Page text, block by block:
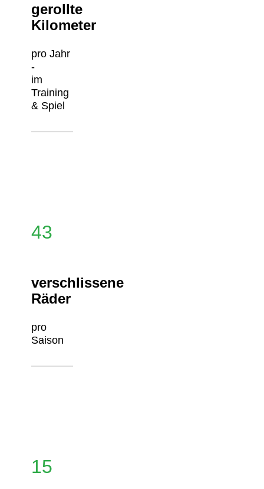
gerollte
Kilometer
pro Jahr
-
im
Training
& Spiel
43
verschlissene
Räder
pro
Saison
15